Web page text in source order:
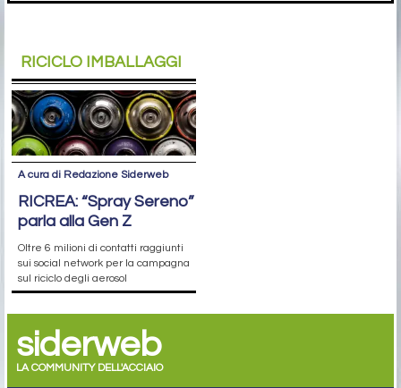
RICICLO IMBALLAGGI
A cura di Redazione Siderweb
RICREA: “Spray Sereno”
parla alla Gen Z
Oltre 6 milioni di contatti raggiunti
sui social network per la campagna
sul riciclo degli aerosol
siderweb
LA COMMUNITY DELL'ACCIAIO